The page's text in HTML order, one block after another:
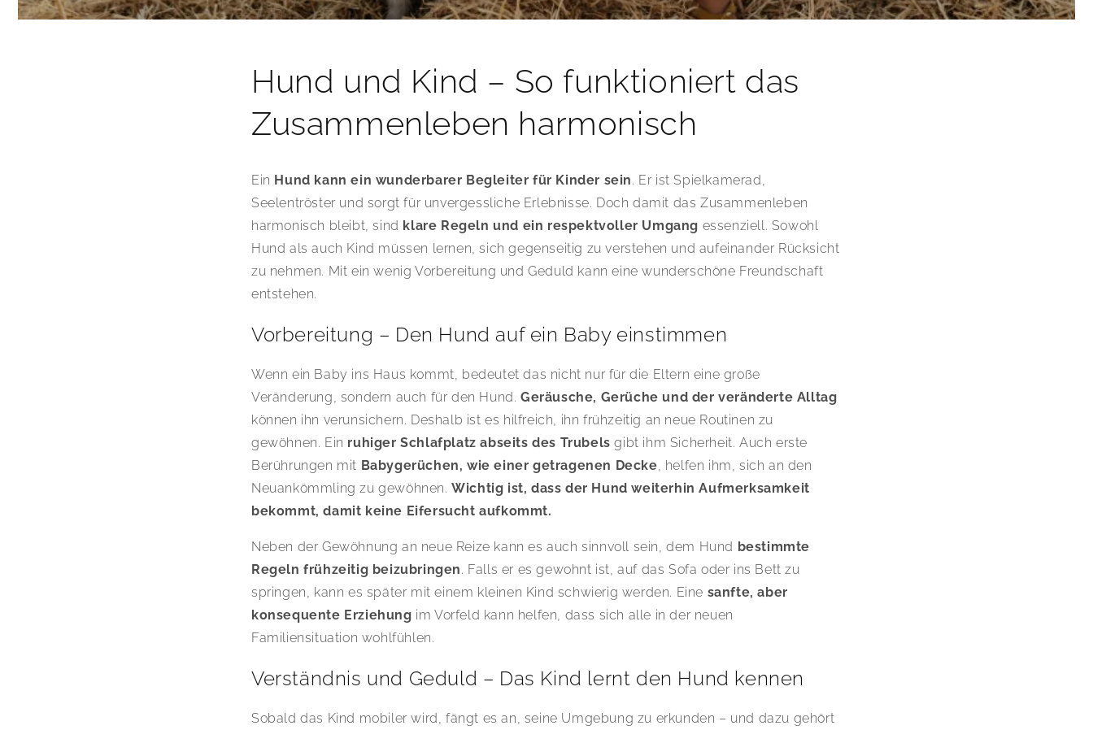
Hund und Kind – So funktioniert das
Zusammenleben harmonisch
Ein Hund kann ein wunderbarer Begleiter für Kinder sein. Er ist Spielkamerad,
Seelentröster und sorgt für unvergessliche Erlebnisse. Doch damit das Zusammenleben
harmonisch bleibt, sind klare Regeln und ein respektvoller Umgang essenziell. Sowohl
Hund als auch Kind müssen lernen, sich gegenseitig zu verstehen und aufeinander Rücksicht
zu nehmen. Mit ein wenig Vorbereitung und Geduld kann eine wunderschöne Freundschaft
entstehen.
Vorbereitung – Den Hund auf ein Baby einstimmen
Wenn ein Baby ins Haus kommt, bedeutet das nicht nur für die Eltern eine große
Veränderung, sondern auch für den Hund.Geräusche, Gerüche und der veränderte Alltag
können ihn verunsichern. Deshalb ist es hilfreich, ihn frühzeitig an neue Routinen zu
gewöhnen. Ein ruhiger Schlafplatz abseits des Trubels gibt ihm Sicherheit. Auch erste
Berührungen mit Babygerüchen, wie einer getragenen Decke, helfen ihm, sich an den
Neuankömmling zu gewöhnen.Wichtig ist, dass der Hund weiterhin Aufmerksamkeit
bekommt, damit keine Eifersucht aufkommt.
Neben der Gewöhnung an neue Reize kann es auch sinnvoll sein, dem Hund bestimmte
Regeln frühzeitig beizubringen. Falls er es gewohnt ist, auf das Sofa oder ins Bett zu
springen, kann es später mit einem kleinen Kind schwierig werden. Eine sanfte, aber
konsequente Erziehung im Vorfeld kann helfen, dass sich alle in der neuen
Familiensituation wohlfühlen.
Verständnis und Geduld – Das Kind lernt den Hund kennen
Sobald das Kind mobiler wird, fängt es an, seine Umgebung zu erkunden – und dazu gehört